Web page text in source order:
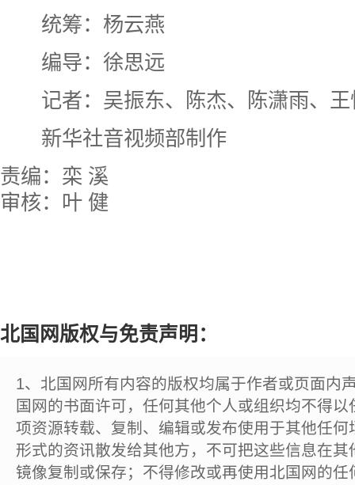
统筹：杨云燕
编导：徐思远
记者：吴振东、陈杰、陈潇雨、王
新华社音视频部制作
责编：栾 溪
审核：叶 健
北国网版权与免责声明：
1、北国网所有内容的版权均属于作者或页面内
国网的书面许可，任何其他个人或组织均不得
项资源转载、复制、编辑或发布使用于其他任
形式的资讯散发给其他方，不可把这些信息在
镜像复制或保存；不得修改或再使用北国网的